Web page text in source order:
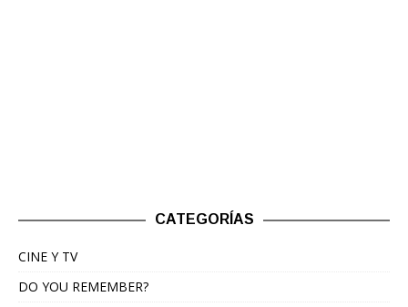
CATEGORÍAS
CINE Y TV
DO YOU REMEMBER?